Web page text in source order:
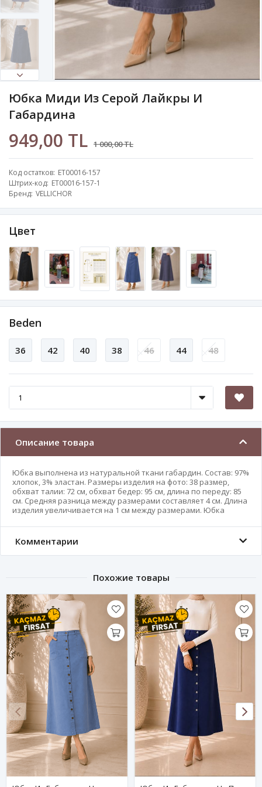
Юбка Миди Из Серой Лайкры И
Габардина
949,00 TL 1 000,00 TL
Код остатков ET00016-157
Штрих-код ET00016-157-1
Бренд VELLICHOR
Цвет
Beden
36 42 40 38 46 44 48
Описание товара
Юбка выполнена из натуральной ткани габардин. Состав: 97%
хлопок, 3% эластан. Размеры изделия на фото: 38 размер,
обхват талии: 72 см, обхват бедер: 95 см, длина по переду: 85
см. Средняя разница между размерами составляет 4 см. Длина
изделия увеличивается на 1 см между размерами. Юбка
Комментарии
Похожие товары